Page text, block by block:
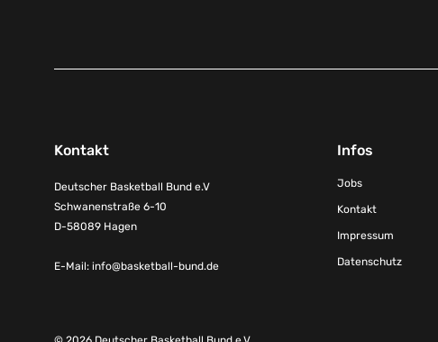
Kontakt
Deutscher Basketball Bund e.V
Schwanenstraße 6-10
D-58089 Hagen
E-Mail: info@basketball-bund.de
Infos
Jobs
Kontakt
Impressum
Datenschutz